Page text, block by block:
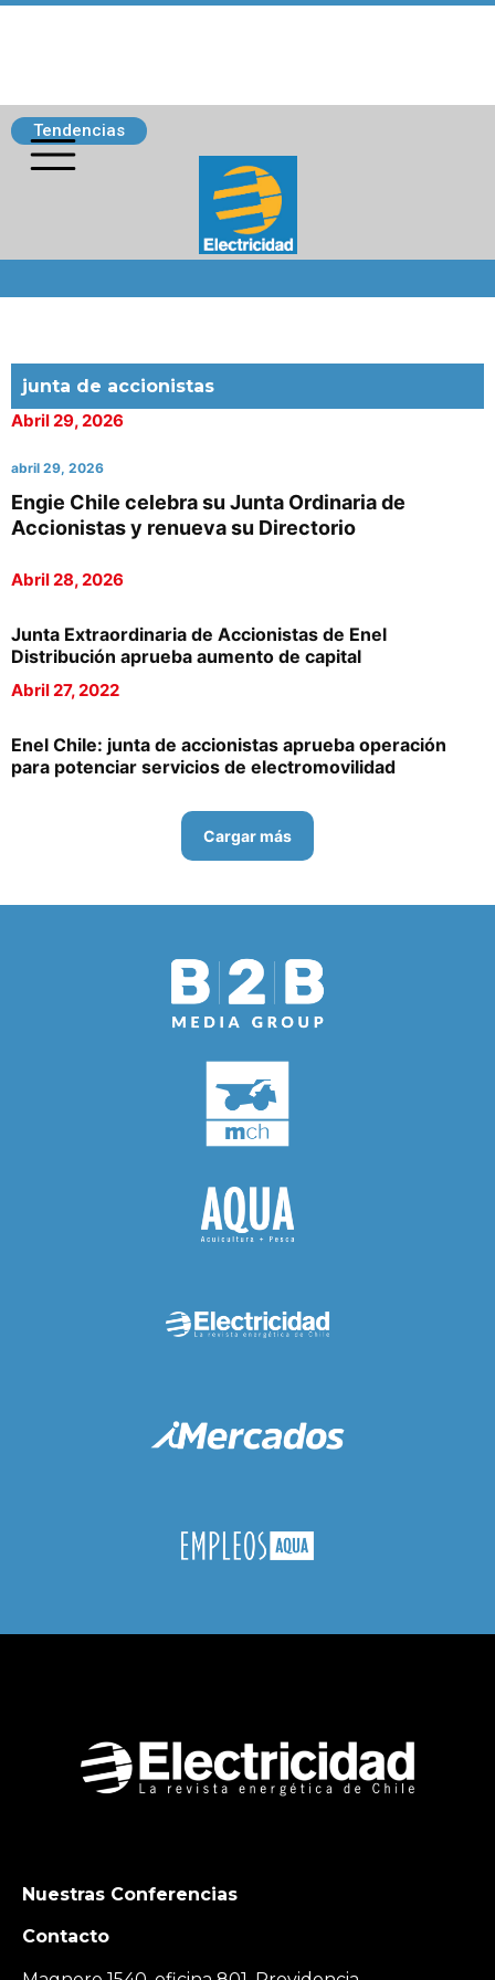
Tendencias
junta de accionistas
Abril 29, 2026
abril 29, 2026
Engie Chile celebra su Junta Ordinaria de
Accionistas y renueva su Directorio
Abril 28, 2026
Junta Extraordinaria de Accionistas de Enel
Distribución aprueba aumento de capital
Abril 27, 2022
Enel Chile: junta de accionistas aprueba operación
para potenciar servicios de electromovilidad
Cargar más
Nuestras Conferencias
Contacto